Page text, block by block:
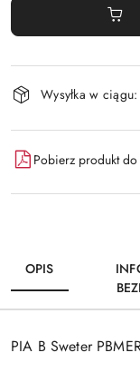
Dostępność
i
dostawa
Wysyłka w ciągu:
Pobierz produkt do
OPIS
PIA B Sweter